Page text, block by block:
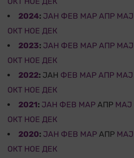
2024: ЈАН ФЕВ МАР АПР МАЈ
ОКТ НОЕ ДЕК
2023: ЈАН ФЕВ МАР АПР МАЈ
ОКТ НОЕ ДЕК
2022: ЈАН ФЕВ МАР АПР МАЈ
ОКТ НОЕ ДЕК
2021: ЈАН ФЕВ МАР АПР МАЈ
ОКТ НОЕ ДЕК
2020: ЈАН ФЕВ МАР АПР МАЈ
ОКТ НОЕ ДЕК